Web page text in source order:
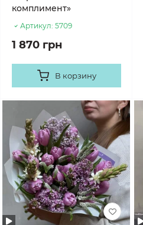
комплимент»
Артикул: 5709
1 870 грн
В корзину